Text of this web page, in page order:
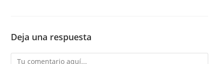
Deja una respuesta